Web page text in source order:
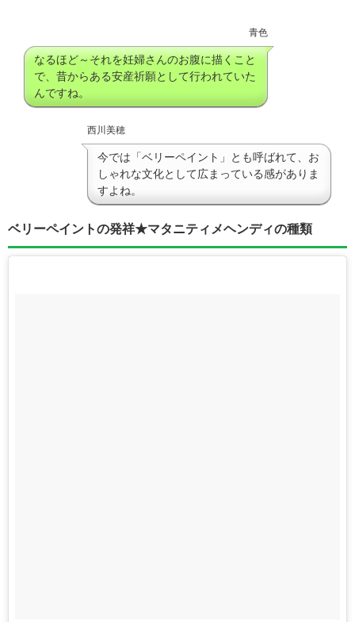
青色
なるほど～それを妊婦さんのお腹に描くこと
で、昔からある安産祈願として行われていた
んですね。
西川美穂
今では「ベリーペイント」とも呼ばれて、お
しゃれな文化として広まっている感がありま
すよね。
ベリーペイントの発祥★マタニティメヘンディの種類